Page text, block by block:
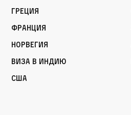
Греция
Франция
Норвегия
Виза в Индию
США